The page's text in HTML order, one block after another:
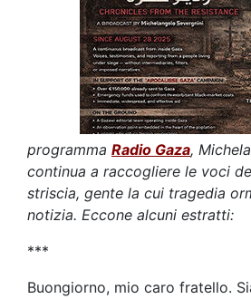
programma Radio Gaza,
continua a raccogliere le voci
striscia, gente la cui tragedia
notizia. Eccone alcuni estratti:
***
Buongiorno, mio caro fratello.